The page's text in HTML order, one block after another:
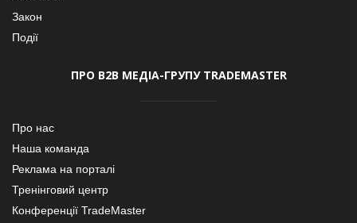
Закон
Події
ПРО В2В МЕДІА-ГРУПУ TRADEMASTER
Про нас
Наша команда
Реклама на порталі
Тренінговий центр
Конференції TradeMaster